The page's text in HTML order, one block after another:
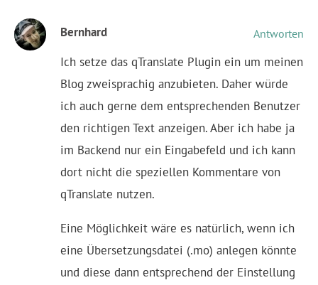
Bernhard Antworten
Ich setze das qTranslate Plugin ein um meinen
Blog zweisprachig anzubieten. Daher würde
ich auch gerne dem entsprechenden Benutzer
den richtigen Text anzeigen. Aber ich habe ja
im Backend nur ein Eingabefeld und ich kann
dort nicht die speziellen Kommentare von
qTranslate nutzen.
Eine Möglichkeit wäre es natürlich, wenn ich
eine Übersetzungsdatei (.mo) anlegen könnte
und diese dann entsprechend der Einstellung